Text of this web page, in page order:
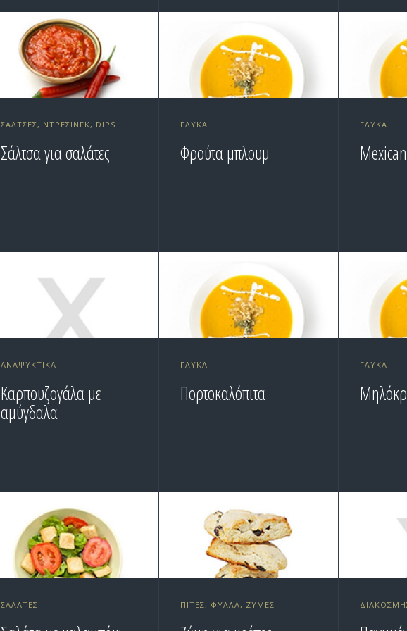
ΣΆΛΤΣΕΣ, ΝΤΡΈΣΙΝΓΚ, DIPS
Σάλτσα για σαλάτες
ΓΛΥΚΆ
Φρούτα μπλουμ
ΓΛΥΚΆ
ΑΝΑΨΥΚΤΙΚΆ
Καρπουζογάλα με
αμύγδαλα
ΓΛΥΚΆ
Πορτοκαλόπιτα
ΓΛΥΚΆ
ΣΑΛΆΤΕΣ ΠΊΤΕΣ, ΦΎΛΛΑ, ΖΎΜΕΣ